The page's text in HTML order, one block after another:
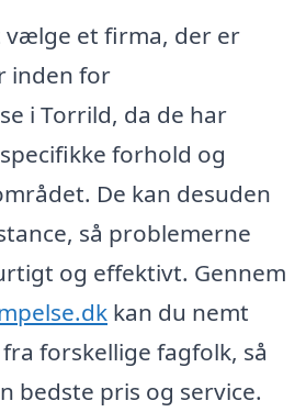
vælge et firma, der er
inden for
i Torrild, da de har
forhold og
De kan desuden
så problemerne
og effektivt. Gennem
kan du nemt
forskellige fagfolk, så
bedste pris og service.